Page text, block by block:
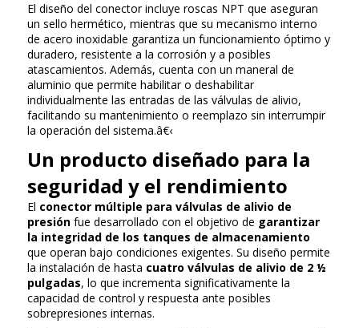
El diseño del conector incluye roscas NPT que aseguran
un sello hermético, mientras que su mecanismo interno
de acero inoxidable garantiza un funcionamiento óptimo y
duradero, resistente a la corrosión y a posibles
atascamientos. Además, cuenta con un maneral de
aluminio que permite habilitar o deshabilitar
individualmente las entradas de las válvulas de alivio,
facilitando su mantenimiento o reemplazo sin interrumpir
la operación del sistema.â€‹
Un producto diseñado para la
seguridad y el rendimiento
El conector múltiple para válvulas de alivio de
presión fue desarrollado con el objetivo de garantizar
la integridad de los tanques de almacenamiento
que operan bajo condiciones exigentes. Su diseño permite
la instalación de hasta cuatro válvulas de alivio de 2 ½
pulgadas, lo que incrementa significativamente la
capacidad de control y respuesta ante posibles
sobrepresiones internas.